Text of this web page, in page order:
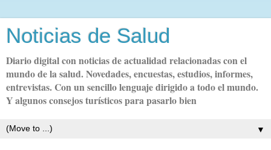
Noticias de Salud
Diario digital con noticias de actualidad relacionadas con el
mundo de la salud. Novedades, encuestas, estudios, informes,
entrevistas. Con un sencillo lenguaje dirigido a todo el mundo.
Y algunos consejos turísticos para pasarlo bien
▼